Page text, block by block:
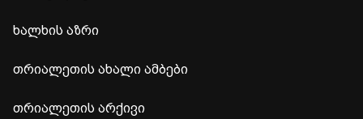
ხალხის აზრი
თრიალეთის ახალი ამბები
თრიალეთის არქივი